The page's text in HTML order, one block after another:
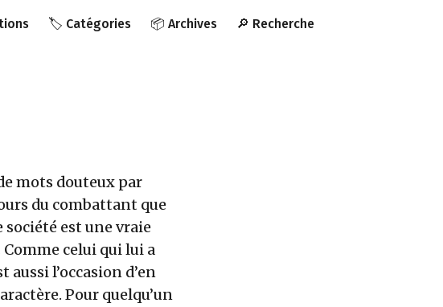
🏷️ Catégories 📦 Archives 🔎 Recherche
mots douteux par
du combattant que
société est une vraie
celui qui lui a
l’occasion d’en
Pour quelqu’un